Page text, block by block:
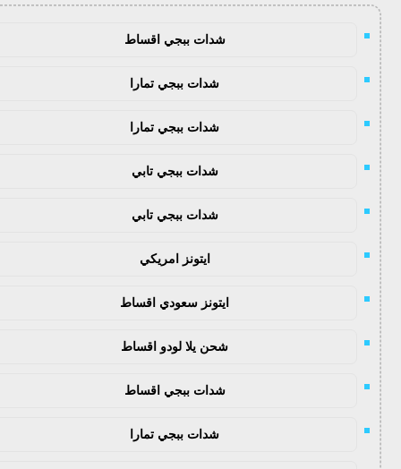
شدات ببجي اقساط
شدات ببجي تمارا
شدات ببجي تمارا
شدات ببجي تابي
شدات ببجي تابي
ايتونز امريكي
ايتونز سعودي اقساط
شحن يلا لودو اقساط
شدات ببجي اقساط
شدات ببجي تمارا